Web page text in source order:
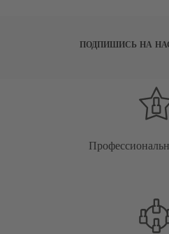
ПОДПИШИСЬ НА НАС